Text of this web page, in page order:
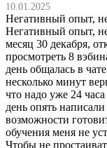
10.01.2025
Негативный опыт,
Негативный опыт,
месяц 30 декабря,
просмотреть 8
день общалась в
несколько минут
что надо уже 24
день опять
возможности
обучения меня не
Чтобы не